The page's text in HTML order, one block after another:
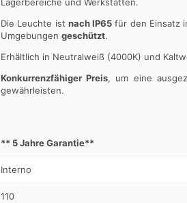
Lagerbereiche und Werkstätten.
Die Leuchte ist nach IP65 für den Einsatz
Umgebungen geschützt.
Erhältlich in Neutralweiß (4000K) und
Konkurrenzfähiger Preis, um eine
gewährleisten.
** 5 Jahre Garantie**
Interno
110